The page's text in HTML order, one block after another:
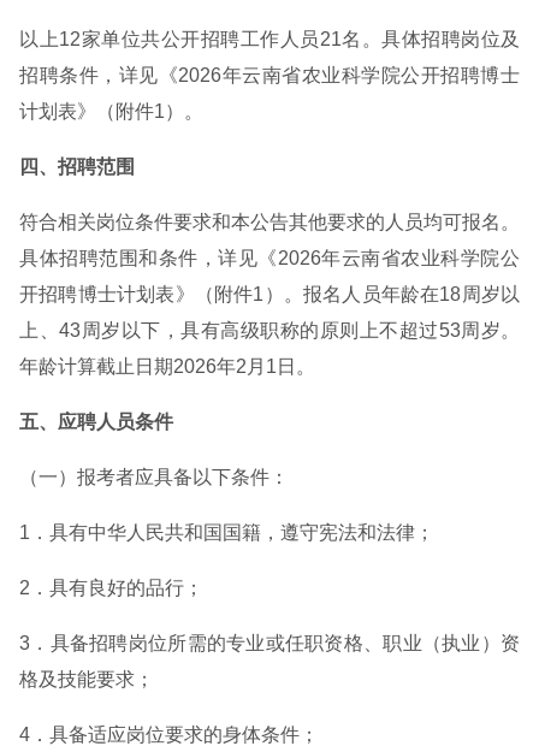
以上12家单位共公开招聘工作人员21名。具体招聘岗位及
招聘条件，详见《2026年云南省农业科学院公开招聘博士
计划表》（附件1）。
四、招聘范围
符合相关岗位条件要求和本公告其他要求的人员均可报名。
具体招聘范围和条件，详见《2026年云南省农业科学院公
开招聘博士计划表》（附件1）。报名人员年龄在18周岁以
上、43周岁以下，具有高级职称的原则上不超过53周岁。
年龄计算截止日期2026年2月1日。
五、应聘人员条件
（一）报考者应具备以下条件：
1．具有中华人民共和国国籍，遵守宪法和法律；
2．具有良好的品行；
3．具备招聘岗位所需的专业或任职资格、职业（执业）资
格及技能要求；
4．具备适应岗位要求的身体条件；